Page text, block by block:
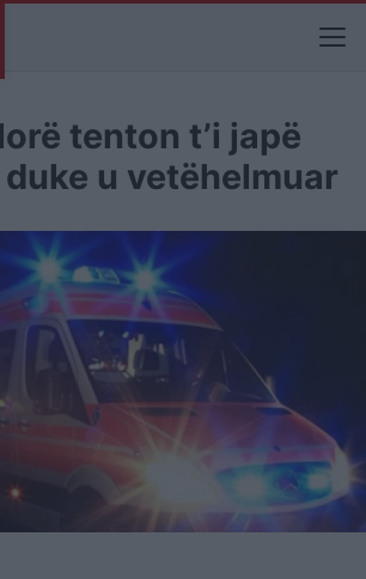
tenton t’i japë
u vetëhelmuar